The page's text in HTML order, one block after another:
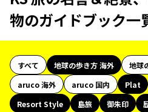
物のガイドブック一
すべて 地球の歩き方 海外
地球
aruco 海外
aruco 国内 Plat
Resort Style
島旅 御朱印